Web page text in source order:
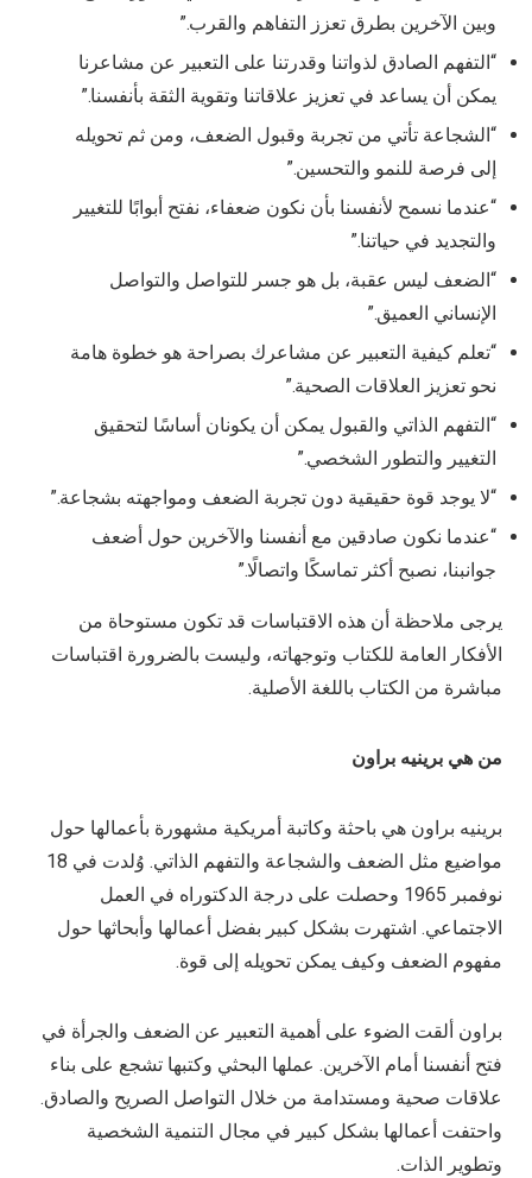
وبين الآخرين بطرق تعزز التفاهم والقرب.”
“التفهم الصادق لذواتنا وقدرتنا على التعبير عن مشاعرنا
يمكن أن يساعد في تعزيز علاقاتنا وتقوية الثقة بأنفسنا.”
“الشجاعة تأتي من تجربة وقبول الضعف، ومن ثم تحويله
إلى فرصة للنمو والتحسين.”
“عندما نسمح لأنفسنا بأن نكون ضعفاء، نفتح أبوابًا للتغيير
والتجديد في حياتنا.”
“الضعف ليس عقبة، بل هو جسر للتواصل والتواصل
الإنساني العميق.”
“تعلم كيفية التعبير عن مشاعرك بصراحة هو خطوة هامة
نحو تعزيز العلاقات الصحية.”
“التفهم الذاتي والقبول يمكن أن يكونان أساسًا لتحقيق
التغيير والتطور الشخصي.”
“لا يوجد قوة حقيقية دون تجربة الضعف ومواجهته بشجاعة.”
“عندما نكون صادقين مع أنفسنا والآخرين حول أضعف
جوانبنا، نصبح أكثر تماسكًا واتصالًا.”
يرجى ملاحظة أن هذه الاقتباسات قد تكون مستوحاة من
الأفكار العامة للكتاب وتوجهاته، وليست بالضرورة اقتباسات
مباشرة من الكتاب باللغة الأصلية.
من هي برينيه براون
برينيه براون هي باحثة وكاتبة أمريكية مشهورة بأعمالها حول
مواضيع مثل الضعف والشجاعة والتفهم الذاتي. وُلدت في 18
نوفمبر 1965 وحصلت على درجة الدكتوراه في العمل
الاجتماعي. اشتهرت بشكل كبير بفضل أعمالها وأبحاثها حول
مفهوم الضعف وكيف يمكن تحويله إلى قوة.
براون ألقت الضوء على أهمية التعبير عن الضعف والجرأة في
فتح أنفسنا أمام الآخرين. عملها البحثي وكتبها تشجع على بناء
علاقات صحية ومستدامة من خلال التواصل الصريح والصادق.
واحتفت أعمالها بشكل كبير في مجال التنمية الشخصية
وتطوير الذات.